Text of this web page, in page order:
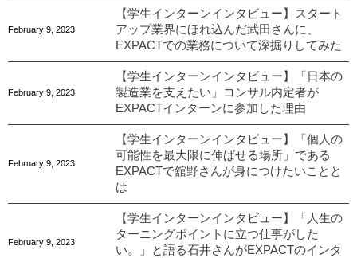
February 9 2023
【学生インターンインタビュー】スタート
アップ業界にほれ込んだ武田さんに、
EXPACTでの業務について深掘りしてみた
February 9 2023
【学生インターンインタビュー】「日本の
製造業を支えたい」コンサル内定者が
EXPACTインターンに参加した理由
February 9 2023
【学生インターンインタビュー】「個人の
可能性を最大限に伸ばせる場所」である
EXPACTで舘野さんが身につけたいことと
は
February 9 2023
【学生インターンインタビュー】「人生の
ターニングポイントに立つ仕事がした
い。」と語る石井さんがEXPACTのインタ